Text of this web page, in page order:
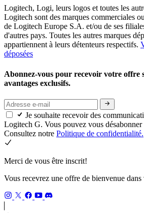
Logitech, Logi, leurs logos et toutes les
Logitech sont des marques commerciales
de Logitech Europe S.A. et/ou de ses
d'autres pays. Toutes les autres marques
appartiennent à leurs détenteurs respectifs.
déposées
Abonnez-vous pour recevoir votre offre
avantages exclusifs.
Je souhaite recevoir des
Logitech G. Vous pouvez vous désabonner
Consultez notre Politique de confidentialité.
Merci de vous être inscrit!
Vous recevrez une offre de bienvenue